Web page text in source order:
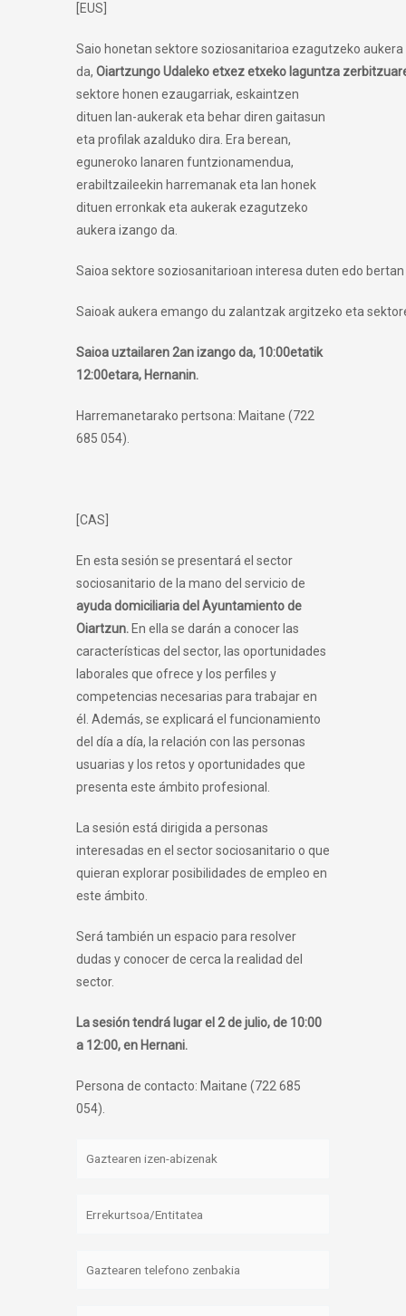
[EUS]
Saio honetan sektore soziosanitarioa ezagutzeko
da, Oiartzungo Udaleko etxezetxeko laguntza
sektore honen ezaugarriak, eskaintzen
dituen lan-aukerak eta behar diren gaitasun
eta profilak azalduko dira. Era berean,
eguneroko lanaren funtzionamendua,
erabiltzaileekin harremanak eta lan honek
dituen erronkak eta aukerak ezagutzeko
aukera izango da.
Saioa sektore soziosanitarioan interesa duten edo
Saioak aukera emango du zalantzak argitzeko eta
Saioa uztailaren 2an izango da, 10:00etatik
12:00etara, Hernanin.
Harremanetarako pertsona: Maitane (722
685 054).
[CAS]
En esta sesión se presentará el sector
sociosanitario de la mano del servicio de
ayuda domiciliaria del Ayuntamiento de
Oiartzun. En ella se darán a conocer las
características del sector, las oportunidades
laborales que ofrece y los perfiles y
competencias necesarias para trabajar en
él. Además, se explicará el funcionamiento
del día a día, la relación con las personas
usuarias y los retos y oportunidades que
presenta este ámbito profesional.
La sesión está dirigida a personas
interesadas en el sector sociosanitario o que
quieran explorar posibilidades de empleo en
este ámbito.
Será también un espacio para resolver
dudas y conocer de cerca la realidad del
sector.
La sesión tendrá lugar el 2 de julio, de 10:00
a 12:00, en Hernani.
Persona de contacto: Maitane (722 685
054).